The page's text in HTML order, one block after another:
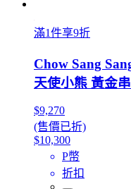
滿1件享9折
Chow Sang
天使小熊 黃金
$9,270
(售價已折)
$10,300
P幣
折扣